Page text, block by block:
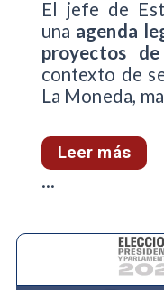
El jefe de
una agenda
proyectos
contexto de
La Moneda,
Leer más
...